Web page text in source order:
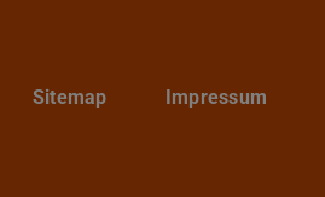
Sitemap Impressum